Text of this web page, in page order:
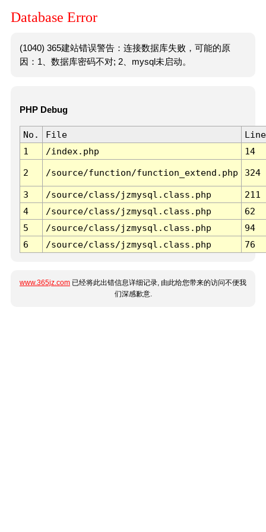
Database Error
(1040) 365建站错误警告：连接数据库失败，可能的原
因：1、数据库密码不对; 2、mysql未启动。
PHP Debug
No. File
Line
1
/index.php 14
2 /source/function/function_extend.php 324
3 /source/class/jzmysql.class.php
211
4
/source/class/jzmysql.class.php
62
5
/source/class/jzmysql.class.php
94
6
/source/class/jzmysql.class.php 76
www.365jz.com 已经将此出错信息详细记录, 由此给您带来的访问不便我
们深感歉意.